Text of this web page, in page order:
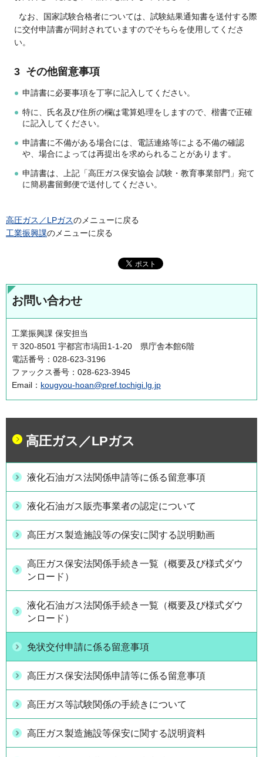
なお、国家試験合格者については、試験結果通知書を送付する際
に交付申請書が同封されていますのでそちらを使用してくださ
い。
3 その他留意事項
申請書に必要事項を丁寧に記入してください。
特に、氏名及び住所の欄は電算処理をしますので、楷書で正確
に記入してください。
申請書に不備がある場合には、電話連絡等による不備の確認
や、場合によっては再提出を求められることがあります。
申請書は、上記「高圧ガス保安協会 試験・教育事業部門」宛て
に簡易書留郵便で送付してください。
高圧ガス／LPガスのメニューに戻る
工業振興課のメニューに戻る
お問い合わせ
工業振興課 保安担当
〒320-8501 宇都宮市塙田1-1-20 県庁舎本館6階
電話番号：028-623-3196
ファックス番号：028-623-3945
Email： kougyou-hoan@pref.tochigi.lg.jp
高圧ガス／LPガス
液化石油ガス法関係申請等に係る留意事項
液化石油ガス販売事業者の認定について
高圧ガス製造施設等の保安に関する説明動画
高圧ガス保安法関係手続き一覧（概要及び様式ダウ
ンロード）
液化石油ガス法関係手続き一覧（概要及び様式ダウ
ンロード）
免状交付申請に係る留意事項
高圧ガス保安法関係申請等に係る留意事項
高圧ガス等試験関係の手続きについて
高圧ガス製造施設等保安に関する説明資料